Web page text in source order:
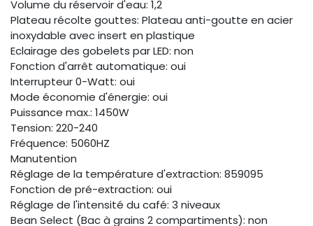
Volume du réservoir d'eau: 1,2
Plateau récolte gouttes: Plateau anti-goutte en acier
inoxydable avec insert en plastique
Eclairage des gobelets par LED: non
Fonction d'arrêt automatique: oui
Interrupteur 0-Watt: oui
Mode économie d'énergie: oui
Puissance max.: 1450W
Tension: 220-240
Fréquence: 5060HZ
Manutention
Réglage de la température d'extraction: 859095
Fonction de pré-extraction: oui
Réglage de l'intensité du café: 3 niveaux
Bean Select (Bac à grains 2 compartiments): non